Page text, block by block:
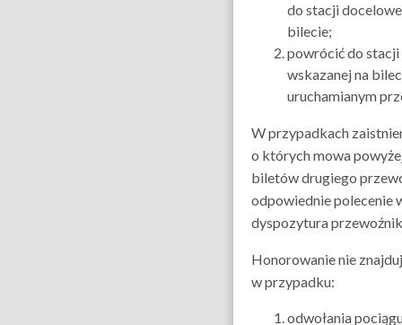
do stacji
bilecie;
powrócić do
wskazanej na
uruchamianym
W przypadkach
o których mowa
biletów drugiego
odpowiednie polecenie
dyspozytura
Honorowanie nie
w przypadku:
odwołania